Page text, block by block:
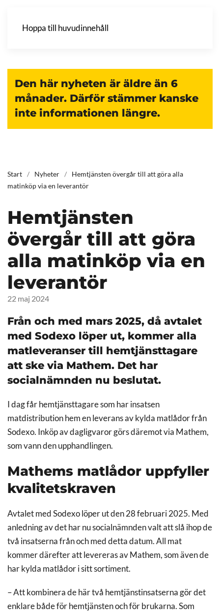
Hoppa till huvudinnehåll
Den här nyheten är äldre än 6
månader. Därför stämmer kanske
inte informationen längre.
Start Nyheter
Hemtjänsten övergår till att göra alla
matinköp via en leverantör
Hemtjänsten
övergår till att göra
alla matinköp via en
leverantör
22 maj 2024
Från och med mars 2025, då avtalet
med Sodexo löper ut, kommer alla
matleveranser till hemtjänsttagare
att ske via Mathem. Det har
socialnämnden nu beslutat.
I dag får hemtjänsttagare som har insatsen
matdistribution hem en leverans av kylda matlådor från
Sodexo. Inköp av dagligvaror görs däremot via Mathem,
som vann den upphandlingen.
Mathems matlådor uppfyller
kvalitetskraven
Avtalet med Sodexo löper ut den 28 februari 2025. Med
anledning av det har nu socialnämnden valt att slå ihop de
två insatserna från och med detta datum. All mat
kommer därefter att levereras av Mathem, som även de
har kylda matlådor i sitt sortiment.
– Att kombinera de här två hemtjänstinsatserna gör det
enklare både för hemtjänsten och för brukarna. Som